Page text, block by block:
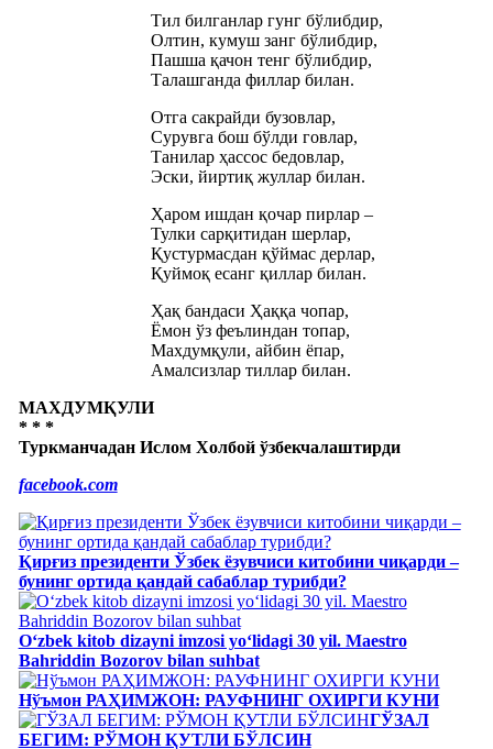
Тил билганлар гунг бўлибдир,
Олтин, кумуш занг бўлибдир,
Пашша қачон тенг бўлибдир,
Талашганда филлар билан.
Отга сакрайди бузовлар,
Сурувга бош бўлди говлар,
Танилар ҳассос бедовлар,
Эски, йиртиқ жуллар билан.
Ҳаром ишдан қочар пирлар –
Тулки сарқитидан шерлар,
Қустурмасдан қўймас дерлар,
Қуймоқ есанг қиллар билан.
Ҳақ бандаси Ҳаққа чопар,
Ёмон ўз феълиндан топар,
Махдумқули, айбин ёпар,
Амалсизлар тиллар билан.
МАХДУМҚУЛИ
* * *
Туркманчадан Ислом Холбой ўзбекчалаштирди
facebook.com
Қирғиз президенти Ўзбек ёзувчиси китобини чиқарди –
бунинг ортида қандай сабаблар турибди?
Oʻzbek kitob dizayni imzosi yoʻlidagi 30 yil. Maestro
Bahriddin Bozorov bilan suhbat
Нўъмон РАҲИМЖОН: РАУФНИНГ ОХИРГИ КУНИ
ГЎЗАЛ
БЕГИМ: РЎМОН ҚУТЛИ БЎЛСИН